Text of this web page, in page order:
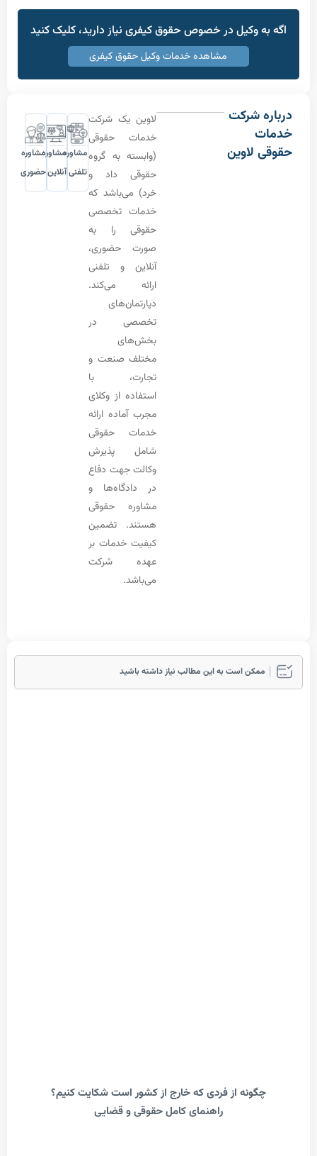
وکیل در خصوص حقوق کیفری نیاز دارید، کلیک کنید
مشاهده خدمات وکیل حقوق کیفری
شرکت
لاوین
لاوین یک شرکت
خدمات حقوقی
(وابسته به گروه
حقوقی داد و
خرد) می‌باشد که
خدمات تخصصی
حقوقی را به
صورت حضوری،
آنلاین و تلفنی
ارائه می‌کند.
تخصصی در
مختلف صنعت و
تجارت، با
استفاده از وکلای
مجرب آماده ارائه
خدمات حقوقی
شامل پذیرش
وکالت جهت دفاع
در دادگاه‌ها و
مشاوره حقوقی
هستند. تضمین
کیفیت خدمات بر
عهده شرکت
مشاوره
تلفنی
مشاوره
آنلاین
مشاوره
حضوری
ممکن است به این مطالب نیاز داشته باشید
چگونه از فردی که خارج از کشور است شکایت کنیم؟
راهنمای کامل حقوقی و قضایی